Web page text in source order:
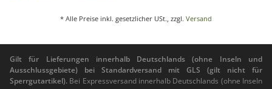
* Alle Preise inkl. gesetzlicher USt., zzgl. Versand
Gilt für Lieferungen innerhalb Deutschlands (ohne Inseln und
Ausschlussgebiete) bei Standardversand mit GLS (gilt nicht für
Sperrgutartikel). Bei Expressversand innerhalb Deutschlands (ohne Inseln